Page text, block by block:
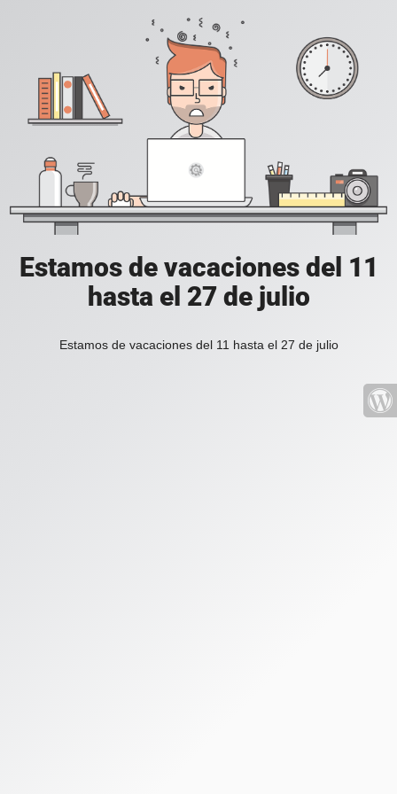
Estamos de vacaciones del 11
hasta el 27 de julio
Estamos de vacaciones del 11 hasta el 27 de julio